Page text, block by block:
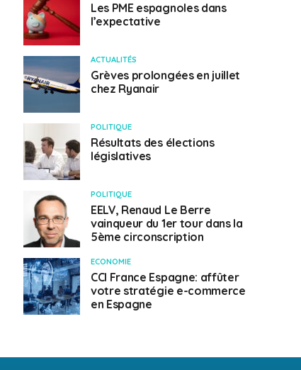
Les PME espagnoles dans
l’expectative
ACTUALITÉS
Grèves prolongées en juillet
chez Ryanair
POLITIQUE
Résultats des élections
législatives
POLITIQUE
EELV, Renaud Le Berre
vainqueur du 1er tour dans la
5ème circonscription
ECONOMIE
CCI France Espagne: affûter
votre stratégie e-commerce
en Espagne